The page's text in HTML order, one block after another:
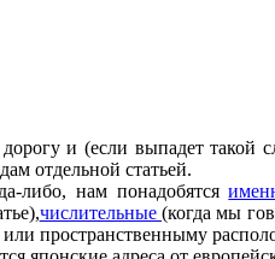
и (если выпадет
отдельной статьей.
либо, нам понадобятся
числительные (когда мы
пространственныму